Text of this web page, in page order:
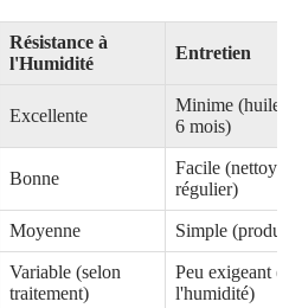
Résistance à
l'Humidité
Entretien
Excellente
Minime (huile
6 mois)
Bonne
Facile
régulier)
Moyenne Simple
Variable (selon
traitement)
Peu exigeant
l'humidité)